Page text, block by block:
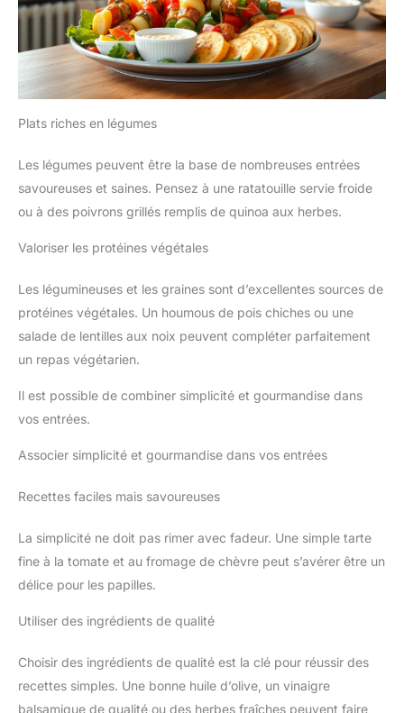
Plats riches en légumes
Les légumes peuvent être la base de nombreuses entrées
savoureuses et saines. Pensez à une ratatouille servie froide
ou à des poivrons grillés remplis de quinoa aux herbes.
Valoriser les protéines végétales
Les légumineuses et les graines sont d’excellentes sources de
protéines végétales. Un houmous de pois chiches ou une
salade de lentilles aux noix peuvent compléter parfaitement
un repas végétarien.
Il est possible de combiner simplicité et gourmandise dans
vos entrées.
Associer simplicité et gourmandise dans vos entrées
Recettes faciles mais savoureuses
La simplicité ne doit pas rimer avec fadeur. Une simple tarte
fine à la tomate et au fromage de chèvre peut s’avérer être un
délice pour les papilles.
Utiliser des ingrédients de qualité
Choisir des ingrédients de qualité est la clé pour réussir des
recettes simples. Une bonne huile d’olive, un vinaigre
balsamique de qualité ou des herbes fraîches peuvent faire